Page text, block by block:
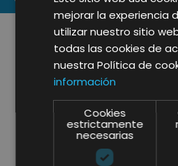
mejorar la experiencia
utilizar nuestro sitio
todas las cookies de
nuestra Política de
información
Cookies
estrictamente
necesarias